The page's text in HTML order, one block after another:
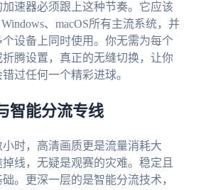
速器必须跟上这种节奏。它应该
、macOS所有主流系统，并
个设备上同时使用。你无需为每个
腾设置，真正的无缝切换，让你
过任何一个精彩进球。
智能分流专线
时，高清画质更是流量消耗大
线，无疑是观赛的灾难。稳定且
。更深一层的是智能分流技术，